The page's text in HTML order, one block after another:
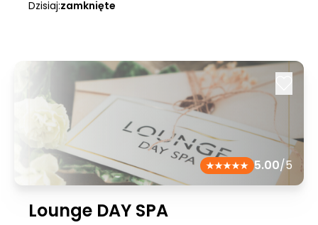
Dzisiaj:zamknięte
5.00/5
Lounge DAY SPA